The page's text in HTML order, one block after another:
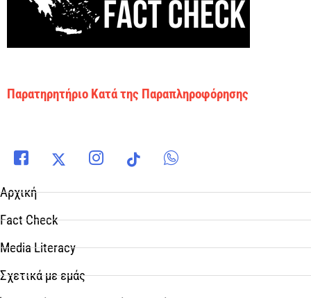
Παρατηρητήριο Κατά της Παραπληροφόρησης
Αρχική
Fact Check
Media Literacy
Σχετικά με εμάς